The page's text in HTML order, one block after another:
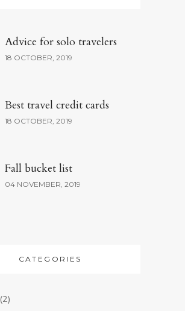
Advice for solo travelers
18 OCTOBER, 2019
Best travel credit cards
18 OCTOBER, 2019
Fall bucket list
04 NOVEMBER, 2019
CATEGORIES
(2)